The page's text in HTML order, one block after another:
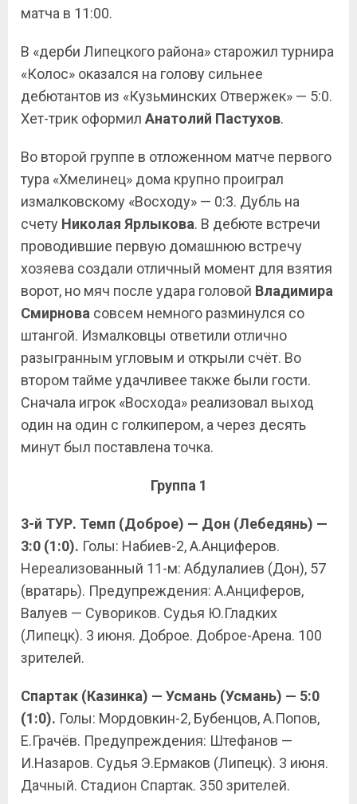
матча в 11:00.
В «дерби Липецкого района» старожил турнира
«Колос» оказался на голову сильнее
дебютантов из «Кузьминских Отвержек» — 5:0.
Хет-трик оформил Анатолий Пастухов.
Во второй группе в отложенном матче первого
тура «Хмелинец» дома крупно проиграл
измалковскому «Восходу» — 0:3. Дубль на
счету Николая Ярлыкова. В дебюте встречи
проводившие первую домашнюю встречу
хозяева создали отличный момент для взятия
ворот, но мяч после удара головой Владимира
Смирнова совсем немного разминулся со
штангой. Измалковцы ответили отлично
разыгранным угловым и открыли счёт. Во
втором тайме удачливее также были гости.
Сначала игрок «Восхода» реализовал выход
один на один с голкипером, а через десять
минут был поставлена точка.
Группа 1
3-й ТУР. Темп (Доброе) — Дон (Лебедянь) —
3:0 (1:0). Голы: Набиев-2, А.Анциферов.
Нереализованный 11-м: Абдулалиев (Дон), 57
(вратарь). Предупреждения: А.Анциферов,
Валуев — Сувориков. Судья Ю.Гладких
(Липецк). 3 июня. Доброе. Доброе-Арена. 100
зрителей.
Спартак (Казинка) — Усмань (Усмань) — 5:0
(1:0). Голы: Мордовкин-2, Бубенцов, А.Попов,
Е.Грачёв. Предупреждения: Штефанов —
И.Назаров. Судья Э.Ермаков (Липецк). 3 июня.
Дачный. Стадион Спартак. 350 зрителей.